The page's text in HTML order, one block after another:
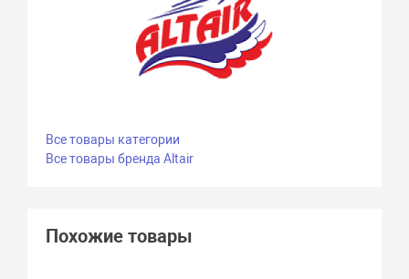
Все товары категории
Все товары бренда Altair
Похожие товары